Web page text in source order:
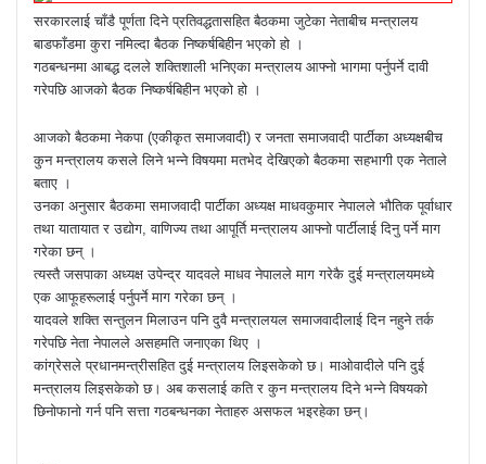
सरकारलाई चाँडै पूर्णता दिने प्रतिवद्धतासहित बैठकमा जुटेका नेताबीच मन्त्रालय
बाडफाँडमा कुरा नमिल्दा बैठक निष्कर्षबिहीन भएको हो ।
गठबन्धनमा आबद्ध दलले शक्तिशाली भनिएका मन्त्रालय आफ्नो भागमा पर्नुपर्ने दावी
गरेपछि आजको बैठक निष्कर्षबिहीन भएको हो ।
आजको बैठकमा नेकपा (एकीकृत समाजवादी) र जनता समाजवादी पार्टीका अध्यक्षबीच
कुन मन्त्रालय कसले लिने भन्ने विषयमा मतभेद देखिएको बैठकमा सहभागी एक नेताले
बताए ।
उनका अनुसार बैठकमा समाजवादी पार्टीका अध्यक्ष माधवकुमार नेपालले भौतिक पूर्वाधार
तथा यातायात र उद्योग, वाणिज्य तथा आपूर्ति मन्त्रालय आफ्नो पार्टीलाई दिनु पर्ने माग
गरेका छन् ।
त्यस्तै जसपाका अध्यक्ष उपेन्द्र यादवले माधव नेपालले माग गरेकै दुई मन्त्रालयमध्ये
एक आफूहरूलाई पर्नुपर्ने माग गरेका छन् ।
यादवले शक्ति सन्तुलन मिलाउन पनि दुवै मन्त्रालयल समाजवादीलाई दिन नहुने तर्क
गरेपछि नेता नेपालले असहमति जनाएका थिए ।
कांग्रेसले प्रधानमन्त्रीसहित दुई मन्त्रालय लिइसकेको छ। माओवादीले पनि दुई
मन्त्रालय लिइसकेको छ। अब कसलाई कति र कुन मन्त्रालय दिने भन्ने विषयको
छिनोफानो गर्न पनि सत्ता गठबन्धनका नेताहरु असफल भइरहेका छन्।